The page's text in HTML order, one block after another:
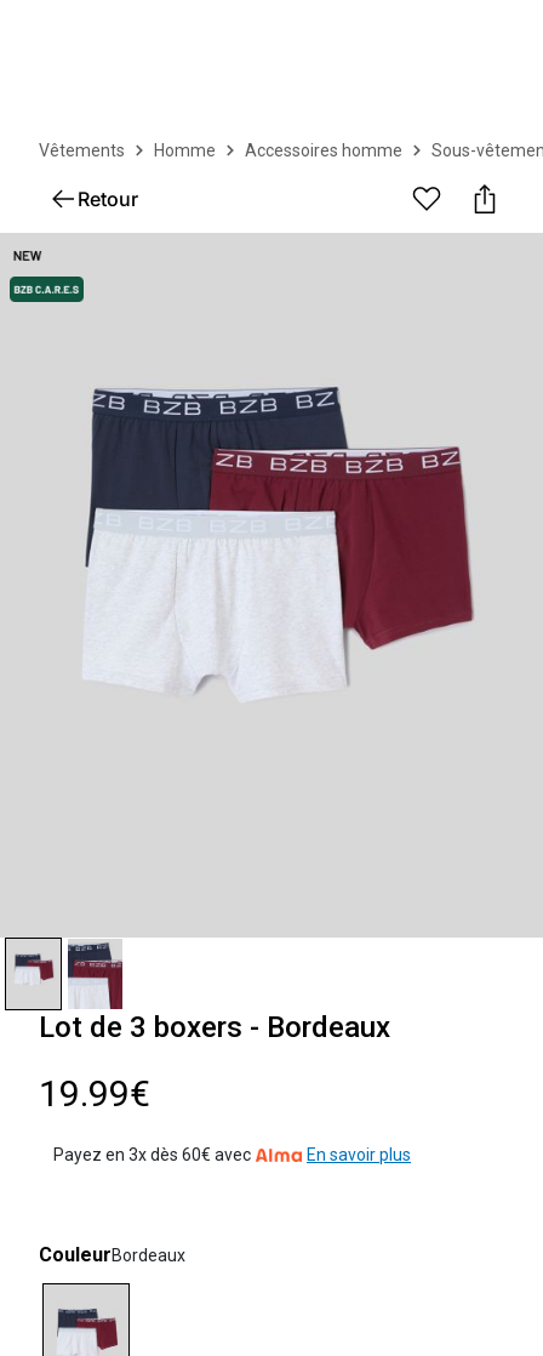
Vêtements Homme Accessoires homme Sous-
Retour
Lot de 3 boxers - Bordeaux
19.99€
Payez en 3x dès 60€ avec En savoir plus
CouleurBordeaux